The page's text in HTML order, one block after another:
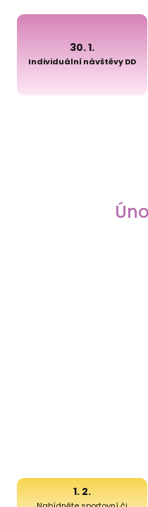
30. 1.
Individuální návštěvy DD
1. 2.